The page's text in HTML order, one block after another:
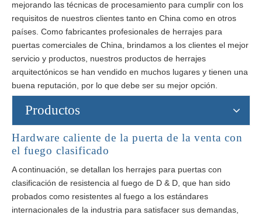
mejorando las técnicas de procesamiento para cumplir con los
requisitos de nuestros clientes tanto en China como en otros
países. Como fabricantes profesionales de herrajes para
puertas comerciales de China, brindamos a los clientes el mejor
servicio y productos, nuestros productos de herrajes
arquitectónicos se han vendido en muchos lugares y tienen una
buena reputación, por lo que debe ser su mejor opción.
Productos
Hardware caliente de la puerta de la venta con
el fuego clasificado
A continuación, se detallan los herrajes para puertas con
clasificación de resistencia al fuego de D & D, que han sido
probados como resistentes al fuego a los estándares
internacionales de la industria para satisfacer sus demandas,